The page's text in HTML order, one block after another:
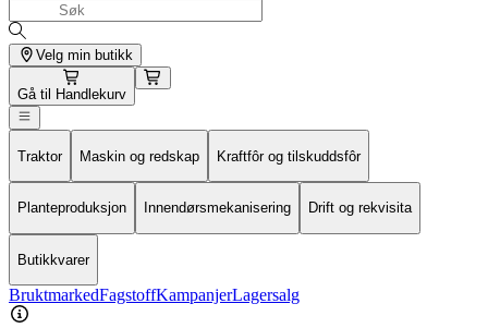
Velg min butikk
Gå til Handlekurv
Traktor Maskin og redskap Kraftfôr og tilskuddsfôr
Planteproduksjon Innendørsmekanisering Drift og rekvisita
Butikkvarer
BruktmarkedFagstoffKampanjerLagersalg